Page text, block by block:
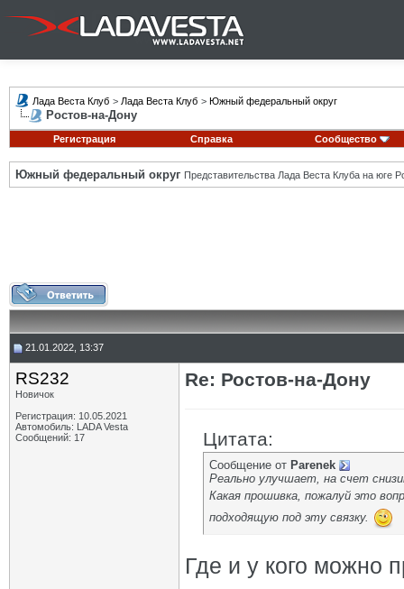
Лада Веста Клуб > Лада Веста Клуб > Южный федеральный округ
Ростов-на-Дону
Регистрация Справка Сообщество
Южный федеральный округ Представительства Лада Веста Клуба на юге
21.01.2022, 13:37
RS232
Новичок
Регистрация: 10.05.2021
Автомобиль: LADA Vesta
Сообщений: 17
Re: Ростов-на-Дону
Цитата:
Сообщение от Parenek
Реально улучшает, на счет
Какая прошивка, пожалуй это
подходящую под эту связку.
Где и у кого можно